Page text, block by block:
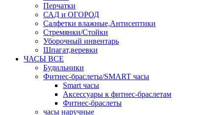
Перчатки
САД и ОГОРОД
Салфетки влажные,Антисептики
Стремянки/Стойки
Уборочный инвентарь
Шпагат,веревки
ЧАСЫ ВСЕ
Будильники
Фитнес-браслеты/SMART часы
Smart часы
Аксессуары к фитнес-браслетам
Фитнес-браслеты
часы наручные